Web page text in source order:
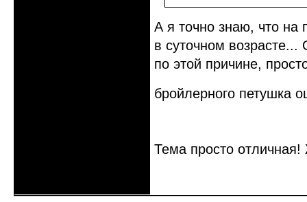
А я точно знаю, что на
в суточном
по этой причине,
бройлерного петушка
Тема просто